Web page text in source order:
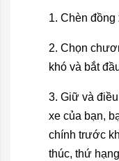
1. Chèn đồng
2. Chọn
khó và bắt
3. Giữ và
xe của bạn,
chính trước
thúc, thứ